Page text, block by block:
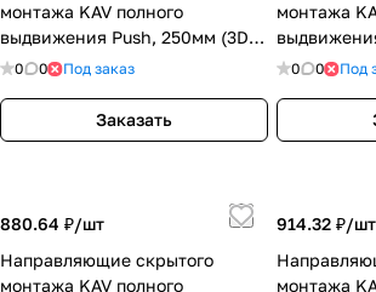
монтажа KAV полного
выдвижения Push, 250мм (3D)
(993FLR-3D-16-250)
0 0 Под заказ
Заказать
монтажа
450мм (3D)
0 0 Под
880.64 ₽/шт
Направляющие скрытого
монтажа KAV полного
914.32 ₽/шт
монтажа